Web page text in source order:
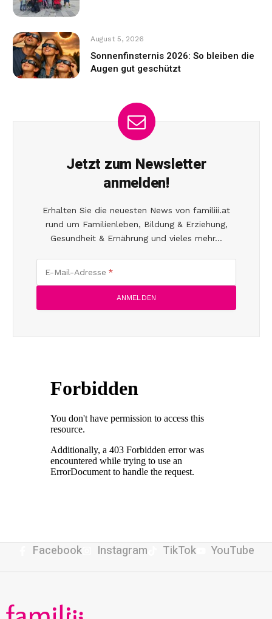
August 5, 2026
Sonnenfinsternis 2026: So bleiben die
Augen gut geschützt
Jetzt zum Newsletter
anmelden!
Erhalten Sie die neuesten News von familiii.at
rund um Familienleben, Bildung & Erziehung,
Gesundheit & Ernährung und vieles mehr...
E-Mail-Adresse
Facebook Instagram TikTok YouTube